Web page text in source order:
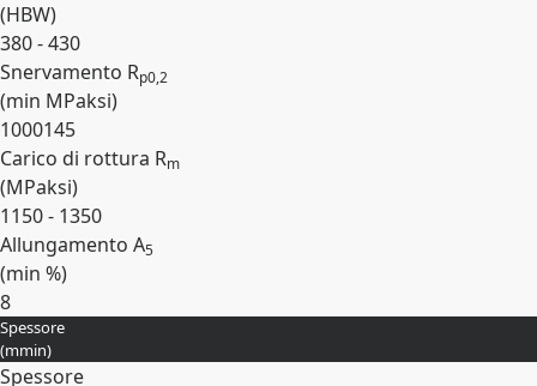
(HBW)
380 - 430
Snervamento Rp0,2
(min MPaksi)
1000145
Carico di rottura Rm
(MPaksi)
1150 - 1350
Allungamento A5
(min %)
8
Espandi
Spessore
(mmin)
Spessore